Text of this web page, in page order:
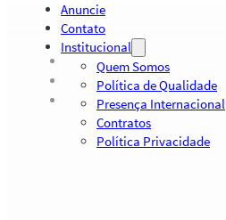
Anuncie
Contato
Institucional
Quem Somos
Política de Qualidade
Presença Internacional
Contratos
Política Privacidade